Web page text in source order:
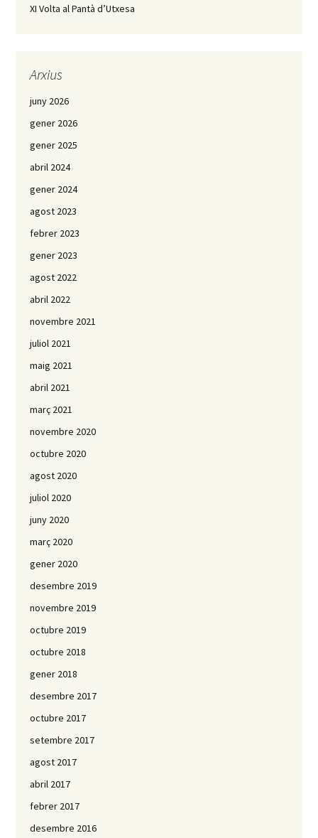
XI Volta al Pantà d’Utxesa
Arxius
juny 2026
gener 2026
gener 2025
abril 2024
gener 2024
agost 2023
febrer 2023
gener 2023
agost 2022
abril 2022
novembre 2021
juliol 2021
maig 2021
abril 2021
març 2021
novembre 2020
octubre 2020
agost 2020
juliol 2020
juny 2020
març 2020
gener 2020
desembre 2019
novembre 2019
octubre 2019
octubre 2018
gener 2018
desembre 2017
octubre 2017
setembre 2017
agost 2017
abril 2017
febrer 2017
desembre 2016